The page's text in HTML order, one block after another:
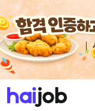
채용공고 자소서 자유항목
GS리테일 즐겨찾기
2025 하반기 신입